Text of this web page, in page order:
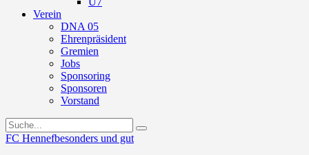
Verein
DNA 05
Ehrenpräsident
Gremien
Jobs
Sponsoring
Sponsoren
Vorstand
FC Hennefbesonders und gut